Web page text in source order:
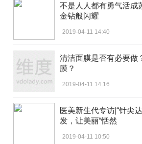
不是人人都有勇气活成
金钻般闪耀
2019-04-11 14:40
清洁面膜是否有必要做
膜？
2019-04-11 14:16
医美新生代专访|“针尖
发，让美丽“恬然
2019-04-11 10:50